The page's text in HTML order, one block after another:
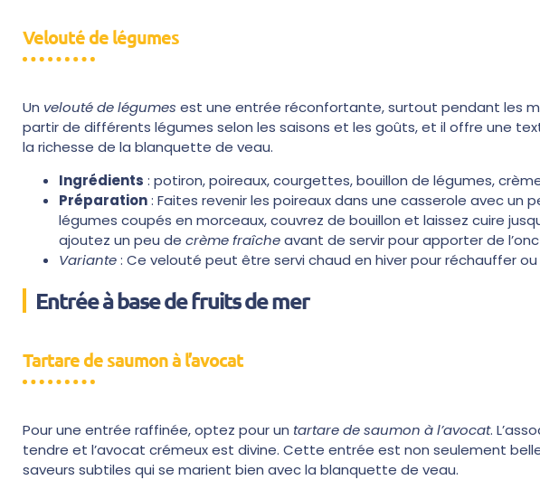
Velouté de légumes
Un velouté de légumes est une entrée réconfortante, surtout pendant les
partir de différents légumes selon les saisons et les goûts, et il offre une
la richesse de la blanquette de veau.
Ingrédients : potiron, poireaux, courgettes, bouillon de légumes,
Préparation: Faites revenir les poireaux dans une casserole avec un
légumes coupés en morceaux, couvrez de bouillon et laissez cuire
ajoutez un peu de crème fraîcheavant de servir pour apporter de
Variante: Ce velouté peut être servi chaud en hiver pour réchauffer
Entrée à base de fruits de mer
Tartare de saumon à l’avocat
Pour une entrée raffinée, optez pour un tartare de saumon à l’avocat.
tendre et l’avocat crémeux est divine. Cette entrée est non seulement
saveurs subtiles qui se marient bien avec la blanquette de veau.